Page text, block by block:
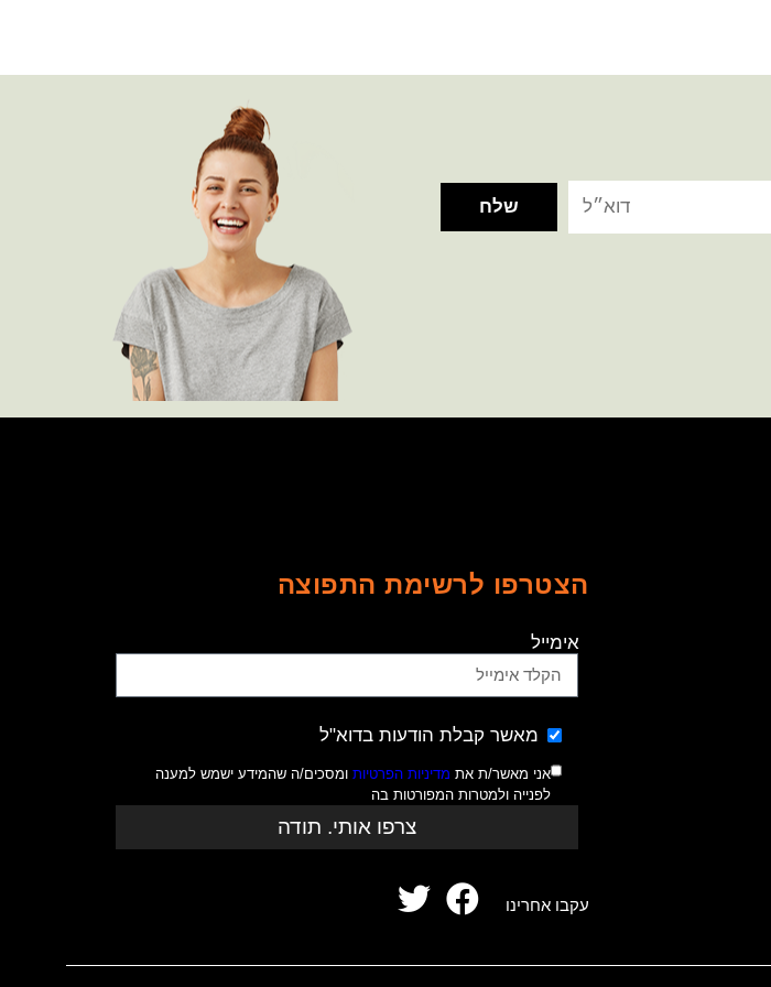
הצטרפו לרשימת התפוצה
אימייל
מאשר קבלת הודעות בדוא"ל
אני מאשר/ת את מדיניות הפרטיותומסכים/ה שהמידע ישמש למענה
לפנייה ולמטרות המפורטות בה
צרפו אותי. תודה
עקבו אחרינו